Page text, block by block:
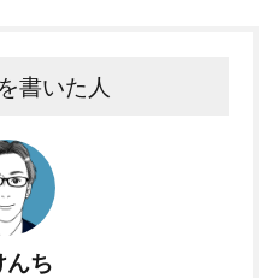
書いた人
んち